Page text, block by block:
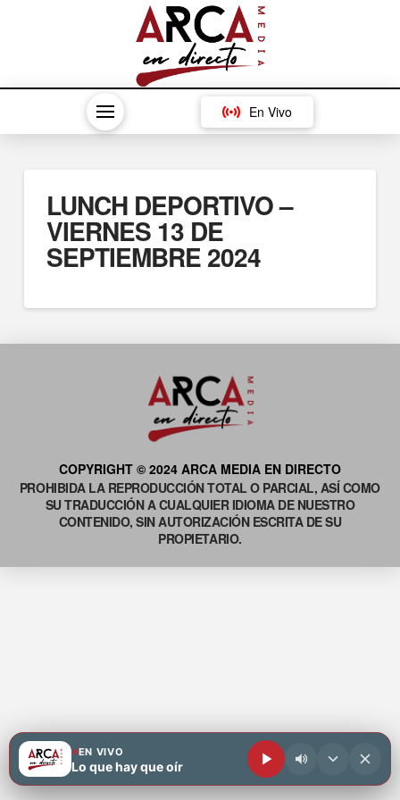
En Vivo
LUNCH DEPORTIVO –
VIERNES 13 DE
SEPTIEMBRE 2024
COPYRIGHT © 2024 ARCA MEDIA EN DIRECTO
PROHIBIDA LA REPRODUCCIÓN TOTAL O PARCIAL, ASÍ COMO
SU TRADUCCIÓN A CUALQUIER IDIOMA DE NUESTRO
CONTENIDO, SIN AUTORIZACIÓN ESCRITA DE SU
PROPIETARIO.
EN VIVO
Lo que hay que oír